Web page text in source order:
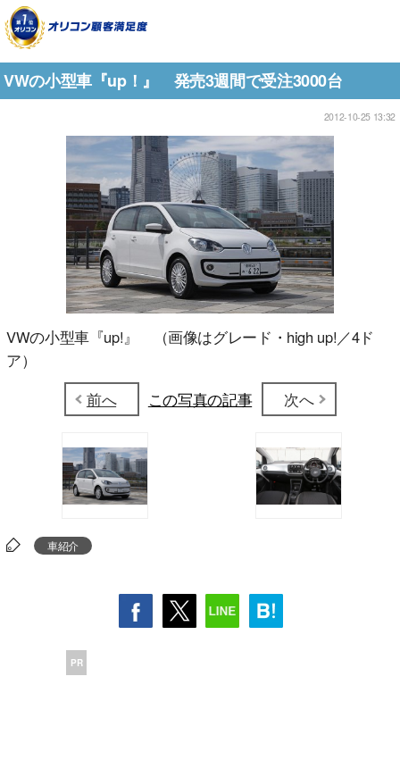
VWの小型車『up！』 発売3週間で受注3000台
2012-10-25 13:32
VWの小型車『up!』 （画像はグレード・high up!／4ド
ア）
前へ
この写真の記事 次へ
車紹介
PR